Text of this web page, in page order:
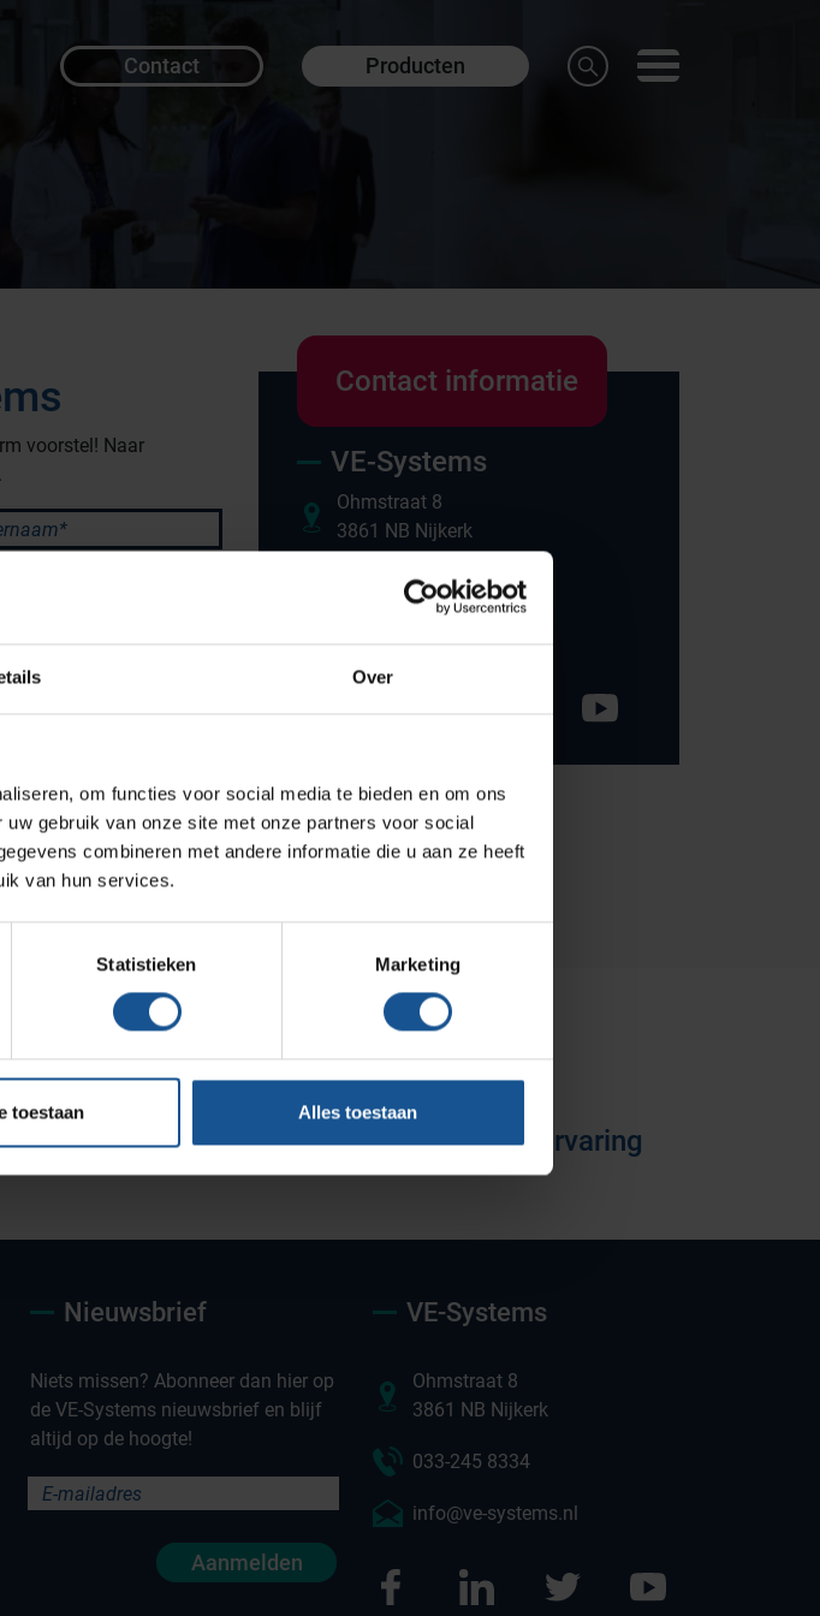
Over
om functies voor social media te bieden en om ons
gebruik van onze site met onze partners voor social
combineren met andere informatie die u aan ze heeft
van hun services.
Statistieken Marketing
toestaan Alles toestaan
Contact Producten
voorstel! Naar
Verzenden
Contact informatie
VE-Systems
Ohmstraat 8
3861 NB Nijkerk
033-245 8334
Jarenlange kennis & ervaring
Nieuwsbrief
Niets missen? Abonneer dan hier op
de VE-Systems nieuwsbrief en blijf
altijd op de hoogte!
Aanmelden
VE-Systems
Ohmstraat 8
3861 NB Nijkerk
033-245 8334
info@ve-systems.nl
Onze merken
Hammerlit
Metro
Zarges
BINBIN
Over VE-Systems
Contact
Ons team
Klantcases
Vacatures